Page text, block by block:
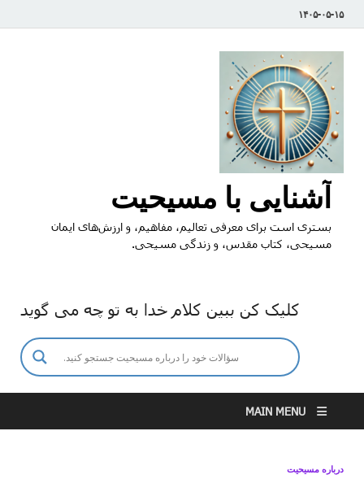
۱۴۰۵-۰۵-۱۵
آشنایی با مسیحیت
بستری است برای معرفی تعالیم، مفاهیم، و ارزش‌های ایمان
مسیحی، کتاب مقدس، و زندگی مسیحی.
کلیک کن ببین کلام خدا به تو چه می گوید
MAIN MENU
درباره مسیحیت